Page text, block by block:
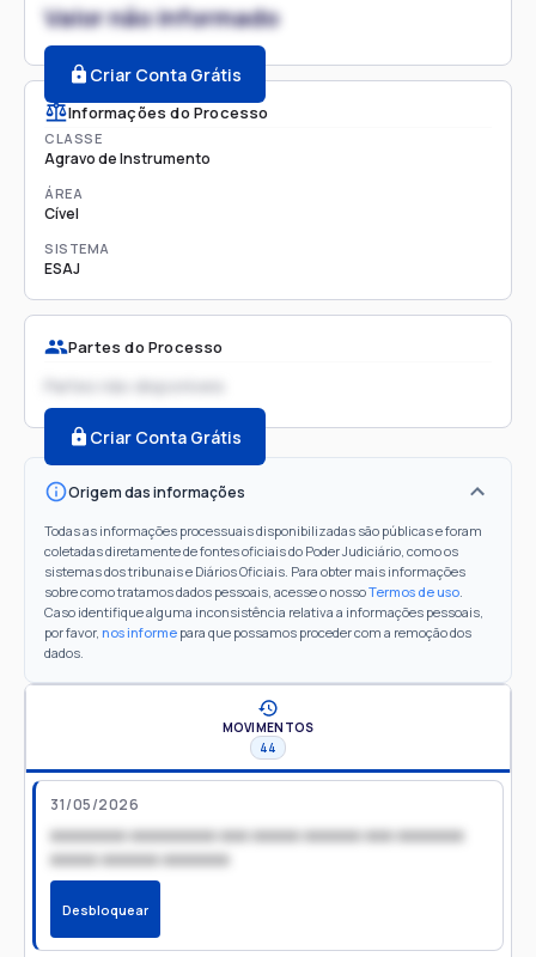
Valor não informado
Criar Conta Grátis
Informações do Processo
CLASSE
Agravo de Instrumento
ÁREA
Cível
SISTEMA
ESAJ
Partes do Processo
Partes não disponíveis
Criar Conta Grátis
Origem das informações
Todas as informações processuais disponibilizadas são públicas e foram
coletadas diretamente de fontes oficiais do Poder Judiciário, como os
sistemas dos tribunais e Diários Oficiais. Para obter mais informações
sobre como tratamos dados pessoais, acesse o nossoTermos de uso.
Caso identifique alguma inconsistência relativa a informações pessoais,
por favor, nos informe para que possamos proceder com a remoção dos
dados.
MOVIMENTOS
44
31/05/2026
xxxxxxxx xxxxxxxxx xxx xxxxx xxxxxx xxx xxxxxxx
xxxxx xxxxxx xxxxxxx
Desbloquear